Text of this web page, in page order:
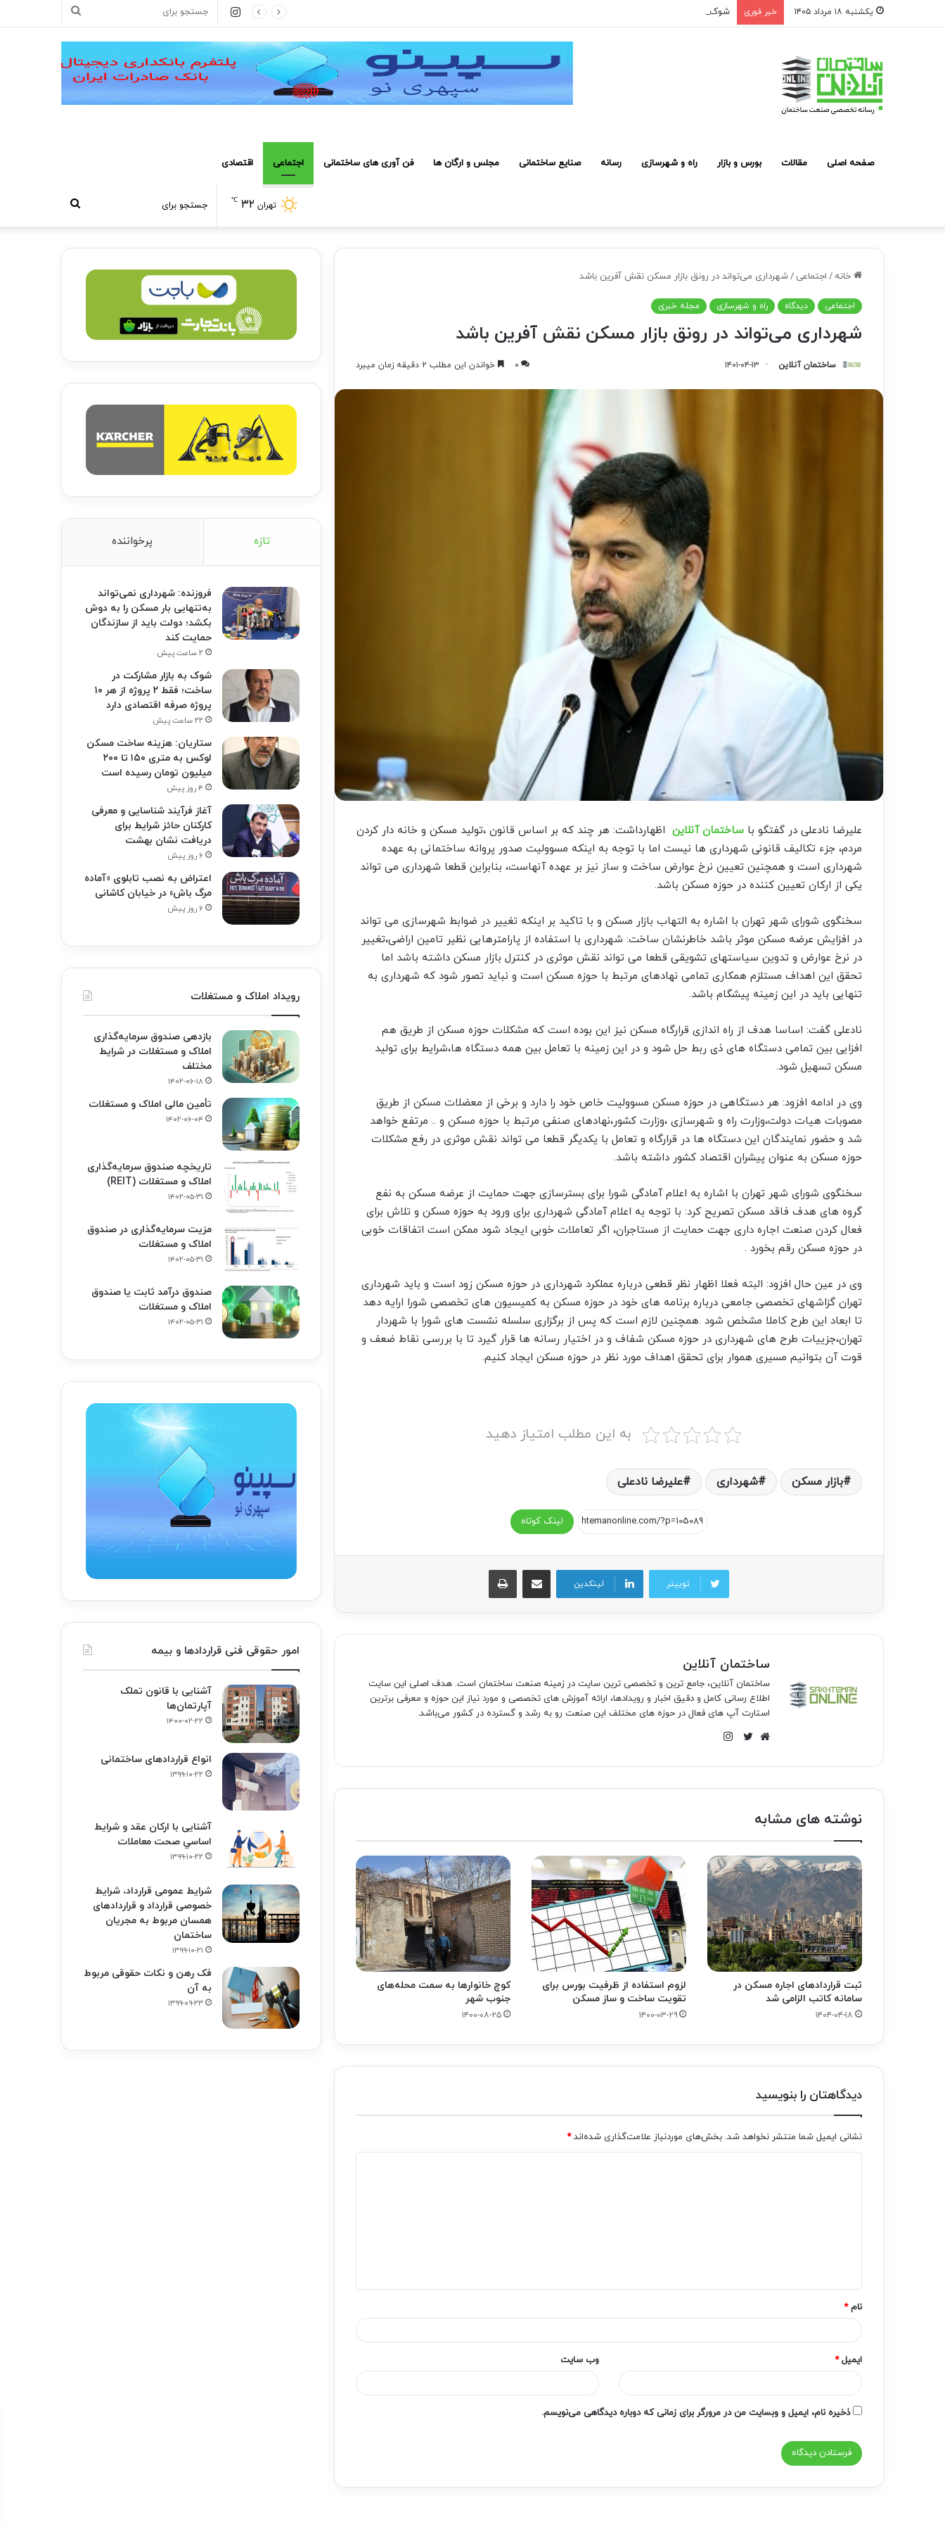
یکشنبه ۱۸ مرداد ۱۴۰۵ خبر فوری شوک به بازار مشارکت در ساخت؛ فقط ۲ پروژه از هر ۱۰ پروژه صرفه اقتصادی دارد
جستجو
اینستاگرام
صفحه اصلی مقالات بورس و بازار راه و شهرسازی رسانه صنایع ساختمانی مجلس و ارگان ها فن آوری های ساختمانی اجتماعی اقتصادی
جستجو
برای
تهران ۳۲ ℃
خانه / اجتماعی /شهرداری می‌تواند در رونق بازار مسکن نقش آفرین باشد
اجتماعی دیدگاه راه و شهرسازی مجله خبری
شهرداری می‌تواند در رونق بازار مسکن نقش آفرین باشد
ساختمان آنلاین ۱۴۰۱-۰۴-۱۳ ۰ خواندن این مطلب ۲ دقیقه زمان میبرد
علیرضا نادعلی در گفتگو با ساختمان آنلاین اظهارداشت: هر چند که بر اساس قانون ،تولید مسکن و خانه دار کردن
مردم، جزء تکالیف قانونی شهرداری ها نیست اما با توجه به اینکه مسوولیت صدور پروانه ساختمانی به عهده
شهرداری است و همچنین تعیین نرخ عوارض ساخت و ساز نیز بر عهده آنهاست، بنابراین قطعا شهرداری می تواند
یکی از ارکان تعیین کننده در حوزه مسکن باشد.
سخنگوی شورای شهر تهران با اشاره به التهاب بازار مسکن و با تاکید بر اینکه تغییر در ضوابط شهرسازی می تواند
در افزایش عرضه مسکن موثر باشد خاطرنشان ساخت: شهرداری با استفاده از پارامترهایی نظیر تامین اراضی،تغییر
در نرخ عوارض و تدوین سیاستهای تشویقی قطعا می تواند نقش موثری در کنترل بازار مسکن داشته باشد اما
تحقق این اهداف مستلزم همکاری تمامی نهادهای مرتبط با حوزه مسکن است و نباید تصور شود که شهرداری به
تنهایی باید در این زمینه پیشگام باشد.
نادعلی گفت: اساسا هدف از راه اندازی قرارگاه مسکن نیز این بوده است که مشکلات حوزه مسکن از طریق هم
افزایی بین تمامی دستگاه های ذی ربط حل شود و در این زمینه با تعامل بین همه دستگاه ها،شرایط برای تولید
مسکن تسهیل شود.
وی در ادامه افزود: هر دستگاهی در حوزه مسکن مسوولیت خاص خود را دارد و برخی از معضلات مسکن از طریق
مصوبات هیات دولت،وزارت راه و شهرسازی ،وزارت کشور،نهادهای صنفی مرتبط با حوزه مسکن و .. مرتفع خواهد
شد و حضور نمایندگان این دستگاه ها در قرارگاه و تعامل با یکدیگر قطعا می تواند نقش موثری در رفع مشکلات
حوزه مسکن به عنوان پیشران اقتصاد کشور داشته باشد.
سخنگوی شورای شهر تهران با اشاره به اعلام آمادگی شورا برای بسترسازی جهت حمایت از عرضه مسکن به نفع
گروه های هدف فاقد مسکن تصریح کرد: با توجه به اعلام آمادگی شهرداری برای ورود به حوزه مسکن و تلاش برای
فعال کردن صنعت اجاره داری جهت حمایت از مستاجران، اگر تعاملات خوبی ایجاد شود ممکن است اتفاقات خوبی
در حوزه مسکن رقم بخورد .
وی در عین حال افزود: البته فعلا اظهار نظر قطعی درباره عملکرد شهرداری در حوزه مسکن زود است و باید شهرداری
تهران گزاشهای تخصصی جامعی درباره برنامه های خود در حوزه مسکن به کمیسیون های تخصصی شورا ارایه دهد
تا ابعاد این طرح کاملا مشخص شود .همچنین لازم است که پس از برگزاری سلسله نشست های شورا با شهردار
تهران،جزییات طرح های شهرداری در حوزه مسکن شفاف و در اختیار رسانه ها قرار گیرد تا با بررسی نقاط ضعف و
قوت آن بتوانیم مسیری هموار برای تحقق اهداف مورد نظر در حوزه مسکن ایجاد کنیم.
به این مطلب امتیاز دهید
بازار مسکن شهرداری‌ علیرضا نادعلی
لینک کوتاه
توییتر لینکدین
اشتراک گذاری از طریق ایمیل چاپ
ساختمان آنلاین
ساختمان آنلاین، جامع ترین و تخصصی ترین سایت در زمینه صنعت ساختمان است. هدف اصلی این سایت
اطلاع رسانی کامل و دقیق اخبار و رویدادها، ارائه آموزش های تخصصی و مورد نیاز این حوزه و معرفی برترین
استارت آپ های فعال در حوزه های مختلف این صنعت رو به رشد و گسترده در کشور می‌باشد.
نوشته های مشابه
ثبت قرارداد‌های اجاره مسکن در
سامانه کاتب الزامی شد
۱۴۰۴-۰۴-۱۸
لزوم استفاده از ظرفیت بورس برای
تقویت ساخت و ساز مسکن
۱۴۰۰-۰۳-۲۹
کوچ خانوارها به سمت محله‌های
جنوب شهر
۱۴۰۰-۰۸-۲۵
دیدگاهتان را بنویسید
نشانی ایمیل شما منتشر نخواهد شد. بخش‌های موردنیاز علامت‌گذاری شده‌اند*
*
نام*
ایمیل* وب‌ سایت
ذخیره نام، ایمیل و وبسایت من در مرورگر برای زمانی که دوباره دیدگاهی می‌نویسم.
تازه پرخواننده
فروزنده: شهرداری نمی‌تواند
به‌تنهایی بار مسکن را به دوش
بکشد؛ دولت باید از سازندگان
حمایت کند
۲ ساعت پیش
شوک به بازار مشارکت در
ساخت؛ فقط ۲ پروژه از هر ۱۰
پروژه صرفه اقتصادی دارد
۲۲ ساعت پیش
ستاریان: هزینه ساخت مسکن
لوکس به متری ۱۵۰ تا ۲۰۰
میلیون تومان رسیده است
۴ روز پیش
آغاز فرآیند شناسایی و معرفی
کارکنان حائز شرایط برای
دریافت نشان بهشت
۶ روز پیش
اعتراض به نصب تابلوی «آماده
مرگ باش» در خیابان کاشانی
۶ روز پیش
رویداد املاک و مستغلات
بازدهی صندوق سرمایه‌گذاری
املاک و مستغلات در شرایط
مختلف
۱۴۰۲-۰۶-۱۸
تأمین مالی املاک و مستغلات
۱۴۰۲-۰۶-۰۴
تاریخچه صندوق سرمایه‌گذاری
املاک و مستغلات (REIT)
۱۴۰۲-۰۵-۳۱
مزیت سرمایه‌گذاری در صندوق
املاک و مستغلات
۱۴۰۲-۰۵-۳۱
صندوق درآمد ثابت یا صندوق
املاک و مستغلات
۱۴۰۲-۰۵-۳۱
امور حقوقی فنی قراردادها و بیمه
آشنایی با قانون تملک
آپارتمان‌ها
۱۴۰۰-۰۲-۲۲
انواع قراردادهای ساختمانی
۱۳۹۹-۱۰-۲۲
آشنایی با ارکان عقد و شرايط
اساسي صحت معاملات
۱۳۹۹-۱۰-۲۲
شرایط عمومی قرارداد، شرایط
خصوصی قرارداد و قراردادهای
همسان مربوط به مجریان
ساختمان
۱۳۹۹-۱۰-۲۱
فک‌ رهن و نکات حقوقی مربوط
به آن
۱۳۹۹-۰۹-۲۳